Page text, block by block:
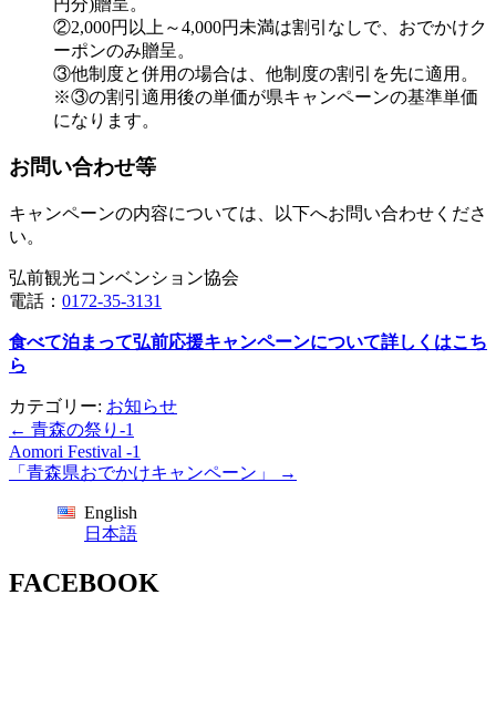
②2,000円以上～4,000円未満は割引なしで、おでかけク
ーポンのみ贈呈。
③他制度と併用の場合は、他制度の割引を先に適用。
※③の割引適用後の単価が県キャンペーンの基準単価
になります。
お問い合わせ等
キャンペーンの内容については、以下へお問い合わせくださ
い。
弘前観光コンベンション協会
電話： 0172-35-3131
食べて泊まって弘前応援キャンペーンについて詳しくはこち
ら
カテゴリー: お知らせ
投
稿
ナ
ョ
← 青森の祭り-1
Aomori Festival -1
「青森県おでかけキャンペーン」
→
English
日本語
FACEBOOK